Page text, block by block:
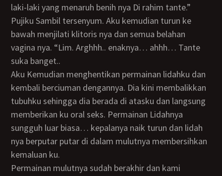
laki-laki yang menaruh benih nya Di rahim tante.”
Pujiku Sambil tersenyum. Aku kemudian turun ke
bawah menjilati klitoris nya dan semua belahan
vagina nya. “Lim. Arghhh.. enaknya… ahhh… Tante
suka banget..
Aku Kemudian menghentikan permainan lidahku dan
kembali berciuman dengannya. Dia kini membalikkan
tubuhku sehingga dia berada di atasku dan langsung
memberikan ku oral seks. Permainan Lidahnya
sungguh luar biasa… kepalanya naik turun dan lidah
nya berputar putar di dalam mulutnya membersihkan
kemaluan ku.
Permainan mulutnya sudah berakhir dan kami